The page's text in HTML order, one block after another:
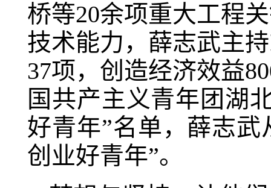
桥等20余项重大工程
技术能力，薛志武主
37项，创造经济效益
国共产主义青年团湖
好青年”名单，薛志
创业好青年”。